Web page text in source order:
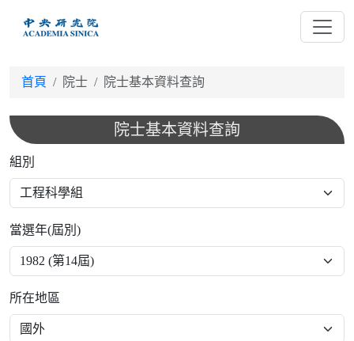
首頁 院士 院士基本資料查詢
院士基本資料查詢
組別
當選年(屆別)
所在地區